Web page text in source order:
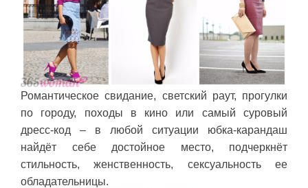
Романтическое свидание, светский раут, прогулки
по городу, походы в кино или самый суровый
дресс-код – в любой ситуации юбка-карандаш
найдёт себе достойное место, подчеркнёт
стильность, женственность, сексуальность ее
обладательницы.